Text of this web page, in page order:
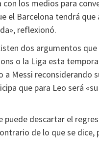
con los medios para
el Barcelona tendrá
reflexionó.
dos argumentos
o la Liga esta
Messi reconsiderando
que para Leo será
puede descartar el
de lo que se